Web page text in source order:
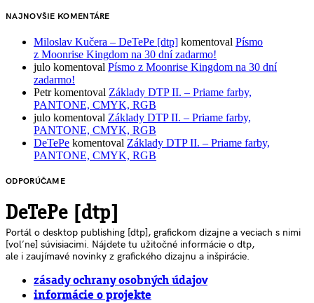
NAJNOVŠIE KOMENTÁRE
Miloslav Kučera – DeTePe [dtp] komentoval Písmo
z Moonrise Kingdom na 30 dní zadarmo!
julo komentoval Písmo z Moonrise Kingdom na 30 dní
zadarmo!
Petrkomentoval Základy DTP II. – Priame farby,
PANTONE, CMYK, RGB
julo komentoval Základy DTP II. – Priame farby,
PANTONE, CMYK, RGB
DeTePe komentoval Základy DTP II. – Priame farby,
PANTONE, CMYK, RGB
ODPORÚČAME
DeTePe [dtp]
Portál o desktop publishing [dtp], grafickom dizajne a veciach s nimi
[voľne] súvisiacimi. Nájdete tu užitočné informácie o dtp,
ale i zaujímavé novinky z grafického dizajnu a inšpirácie.
zásady ochrany osobných údajov
informácie o projekte